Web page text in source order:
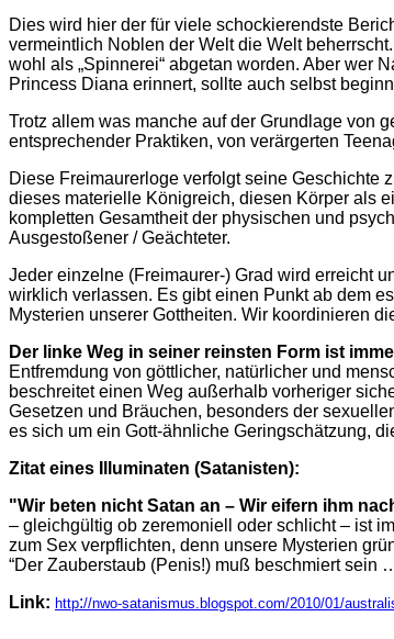
Dies wird hier der für viele schockierendste
vermeintlich Noblen der Welt die Welt
wohl als „Spinnerei“ abgetan worden. Aber wer
Princess Diana erinnert, sollte auch selbst
Trotz allem was manche auf der Grundlage von
entsprechender Praktiken, von verärgerten
Diese Freimaurerloge verfolgt seine Geschichte
dieses materielle Königreich, diesen Körper als
kompletten Gesamtheit der physischen und
Ausgestoßener / Geächteter.
Jeder einzelne (Freimaurer-) Grad wird erreicht
wirklich verlassen. Es gibt einen Punkt ab dem
Mysterien unserer Gottheiten. Wir koordinieren
Der linke Weg in seiner reinsten Form ist
Entfremdung von göttlicher, natürlicher und
beschreitet einen Weg außerhalb vorheriger
Gesetzen und Bräuchen, besonders der
es sich um ein Gott-ähnliche Geringschätzung,
Zitat eines Illuminaten (Satanisten):
"Wir beten nicht Satan an – Wir eifern ihm
– gleichgültig ob zeremoniell oder schlicht – ist
zum Sex verpflichten, denn unsere Mysterien
“Der Zauberstaub (Penis!) muß beschmiert sein
Link: http://nwo-satanismus.blogspot.com/2010/01/